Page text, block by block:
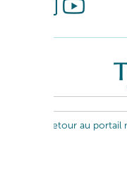
Retour au portail